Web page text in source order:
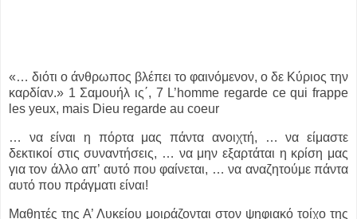
«… διότι ο άνθρωπος βλέπει το φαινόμενον, ο δε Κύριος την
καρδίαν.» 1 Σαμουήλ ις΄, 7 L’homme regarde ce qui frappe
les yeux, mais Dieu regarde au coeur
… να είναι η πόρτα μας πάντα ανοιχτή, … να είμαστε
δεκτικοί στις συναντήσεις, … να μην εξαρτάται η κρίση μας
για τον άλλο απ’ αυτό που φαίνεται, … να αναζητούμε πάντα
αυτό που πράγματι είναι!
Μαθητές της Α’ Λυκείου μοιράζονται στον ψηφιακό τοίχο της